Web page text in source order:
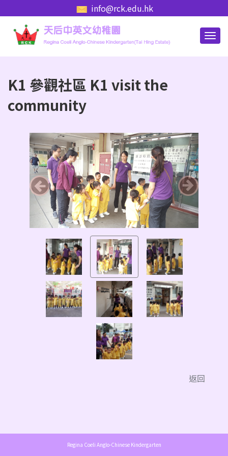
info@rck.edu.hk
K1 參觀社區 K1 visit the
community
返回
Regina Coeli Anglo-Chinese Kindergarten